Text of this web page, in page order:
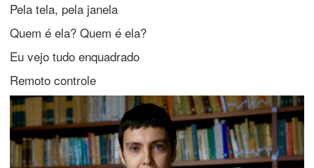
Pela tela, pela janela
Quem é ela? Quem é ela?
Eu vejo tudo enquadrado
Remoto controle